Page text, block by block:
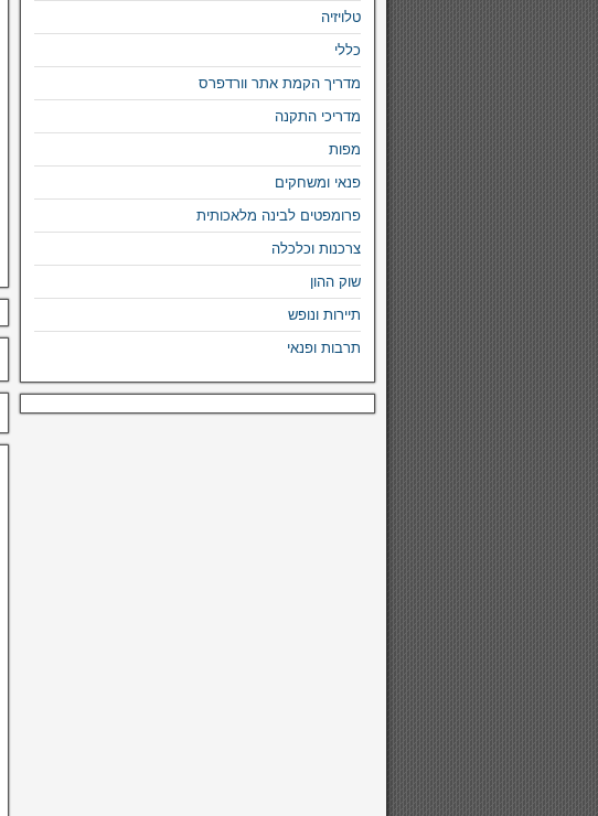
טלויזיה
כללי
מדריך הקמת אתר וורדפרס
מדריכי התקנה
מפות
פנאי ומשחקים
פרומפטים לבינה מלאכותית
צרכנות וכלכלה
שוק ההון
תיירות ונופש
תרבות ופנאי